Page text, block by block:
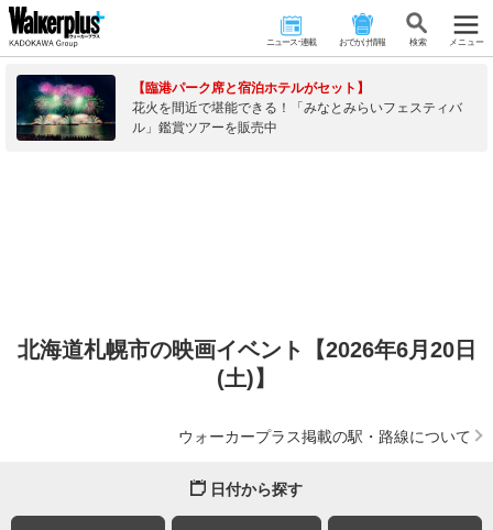
ニュース･連載 おでかけ情報 検 索 メニュー
【臨港パーク席と宿泊ホテルがセット】
花火を間近で堪能できる！「みなとみらいフェスティバ
ル」鑑賞ツアーを販売中
北海道札幌市の映画イベント【2026年6月20日
(土)】
ウォーカープラス掲載の駅・路線について
日付から探す